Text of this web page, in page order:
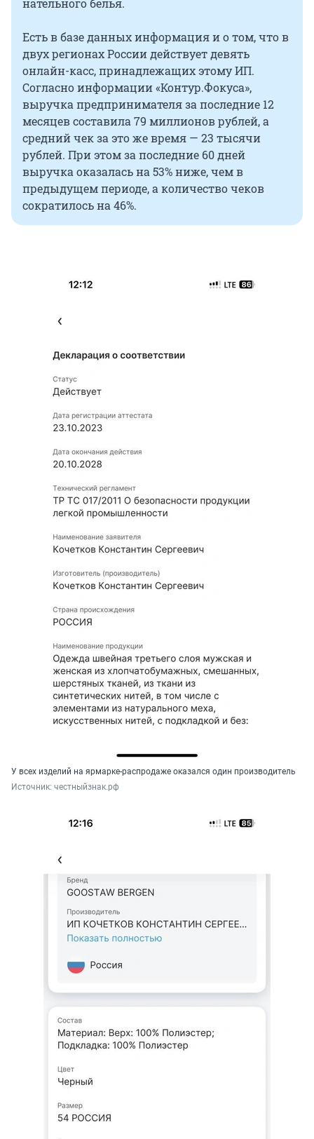
нательного белья.
Есть в базе данных информация и о том, что в
двух регионах России действует девять
онлайн-касс, принадлежащих этому ИП.
Согласно информации «Контур.Фокуса»,
выручка предпринимателя за последние 12
месяцев составила 79 миллионов рублей, а
средний чек за это же время — 23 тысячи
рублей. При этом за последние 60 дней
выручка оказалась на 53% ниже, чем в
предыдущем периоде, а количество чеков
сократилось на 46%.
У всех изделий на ярмарке-распродаже оказался один производитель
Источник: честныйзнак.рф